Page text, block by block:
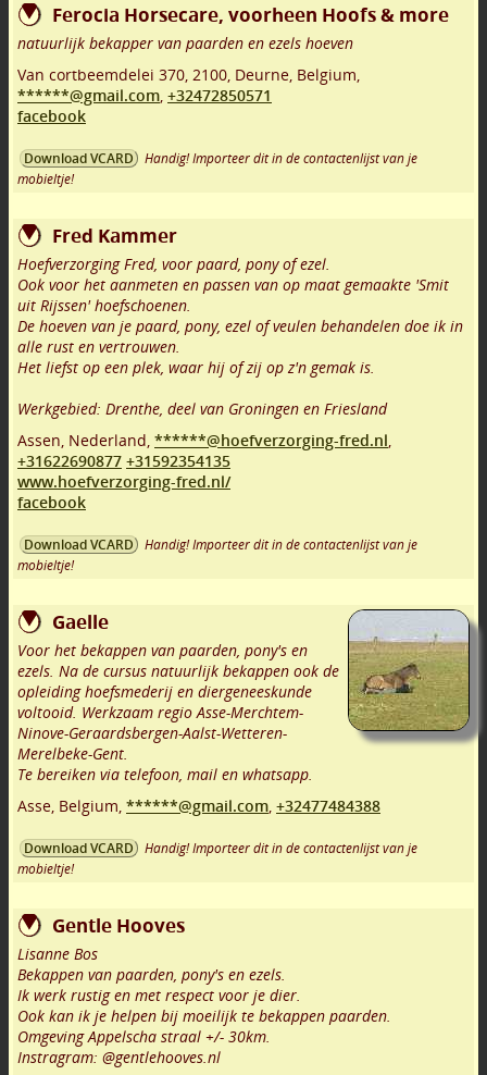
Ferocia Horsecare, voorheen Hoofs & more
natuurlijk bekapper van paarden en ezels hoeven
Van cortbeemdelei 370, 2100, Deurne, Belgium,
******@gmail.com, +32472850571
facebook
Download VCARD
Handig! Importeer dit in de contactenlijst van je
mobieltje!
Fred Kammer
Hoefverzorging Fred, voor paard, pony of ezel.
Ook voor het aanmeten en passen van op maat gemaakte 'Smit
uit Rijssen' hoefschoenen.
De hoeven van je paard, pony, ezel of veulen behandelen doe ik in
alle rust en vertrouwen.
Het liefst op een plek, waar hij of zij op z'n gemak is.
Werkgebied: Drenthe, deel van Groningen en Friesland
Assen, Nederland, ******@hoefverzorging-fred.nl,
+31622690877 +31592354135
www.hoefverzorging-fred.nl/
facebook
Download VCARD
Handig! Importeer dit in de contactenlijst van je
mobieltje!
Gaelle
Voor het bekappen van paarden, pony's en
ezels. Na de cursus natuurlijk bekappen ook de
opleiding hoefsmederij en diergeneeskunde
voltooid. Werkzaam regio Asse-Merchtem-
Ninove-Geraardsbergen-Aalst-Wetteren-
Merelbeke-Gent.
Te bereiken via telefoon, mail en whatsapp.
Asse, Belgium, ******@gmail.com, +32477484388
Download VCARD
Handig! Importeer dit in de contactenlijst van je
mobieltje!
Gentle Hooves
Lisanne Bos
Bekappen van paarden, pony's en ezels.
Ik werk rustig en met respect voor je dier.
Ook kan ik je helpen bij moeilijk te bekappen paarden.
Omgeving Appelscha straal +/- 30km.
Instragram: @gentlehooves.nl